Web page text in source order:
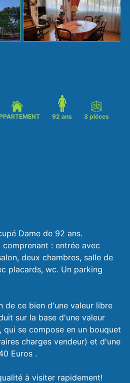
92 ans 3 piéces
Dame de 92 ans.
: entrée avec
deux chambres, salle de
placards, wc. Un parking
de ce bien d'une valeur libre
sur la base d'une valeur
se compose en un bouquet
charges vendeur) et d'une
Euros .
à visiter rapidement!